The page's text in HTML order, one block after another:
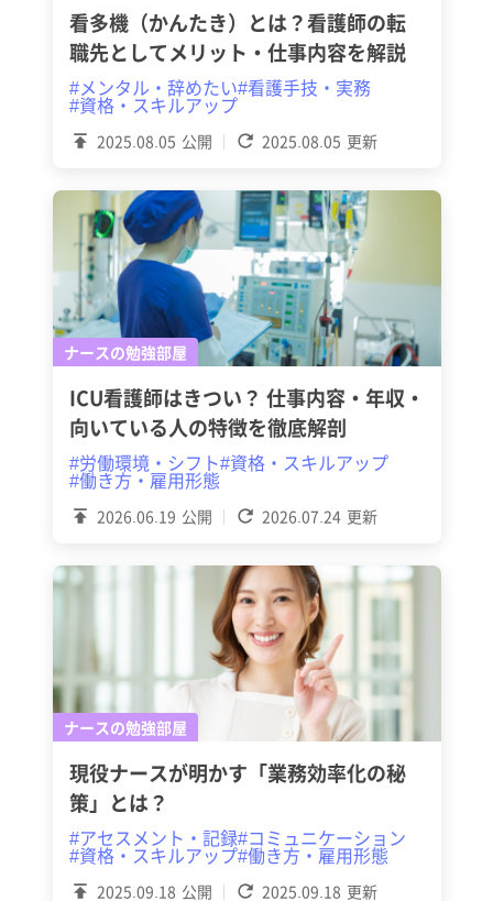
2025.08.05 公開 2025.08.05 更新
看多機（かんたき）とは？看護師の転
職先としてメリット・仕事内容を解説
#メンタル・辞めたい#看護手技・実務
#資格・スキルアップ
ナースの勉強部屋
2026.06.19 公開 2026.07.24 更新
ICU看護師はきつい？ 仕事内容・年収・
向いている人の特徴を徹底解剖
#労働環境・シフト#資格・スキルアップ
#働き方・雇用形態
ナースの勉強部屋
2025.09.18 公開 2025.09.18 更新
現役ナースが明かす「業務効率化の秘
策」とは？
#アセスメント・記録#コミュニケーション
#資格・スキルアップ#働き方・雇用形態